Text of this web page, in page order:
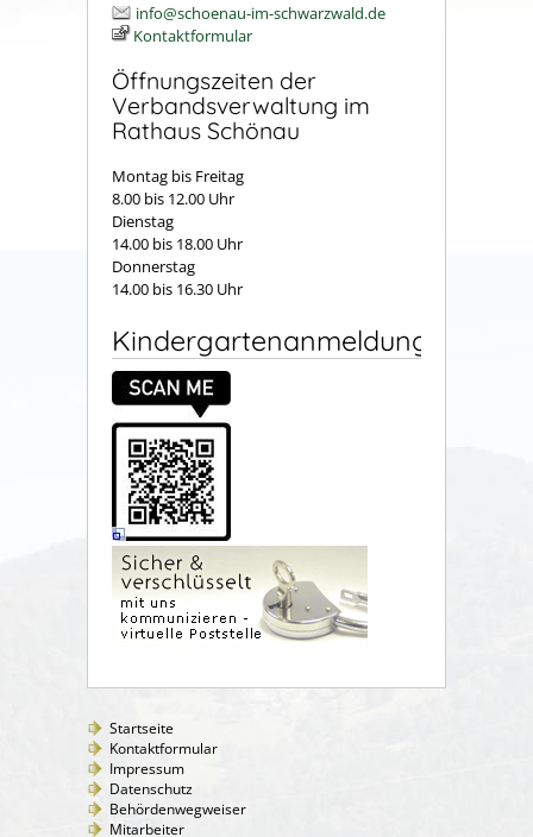
info@schoenau-im-schwarzwald.de
Kontaktformular
Öffnungszeiten der
Verbandsverwaltung im
Rathaus Schönau
Montag bis Freitag
8.00 bis 12.00 Uhr
Dienstag
14.00 bis 18.00 Uhr
Donnerstag
14.00 bis 16.30 Uhr
Kindergartenanmeldung
Startseite
Kontaktformular
Impressum
Datenschutz
Behördenwegweiser
Mitarbeiter